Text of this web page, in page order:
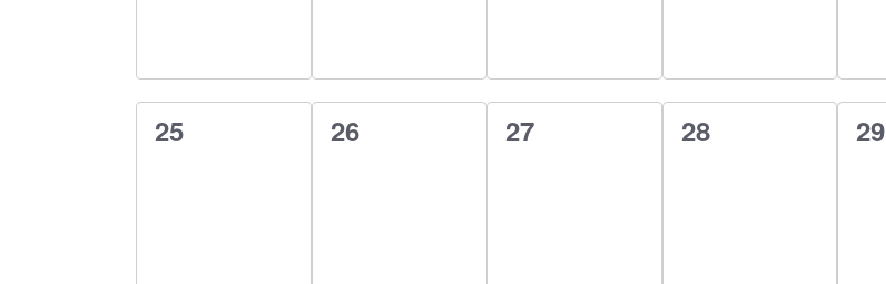
0
25
0
26
0
27
0
28
0
29